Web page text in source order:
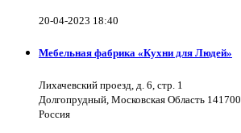
20-04-2023 18:40
Мебельная фабрика «Кухни для Людей»
Лихачевский проезд, д. 6, стр. 1
Долгопрудный, Московская Область 141700
Россия